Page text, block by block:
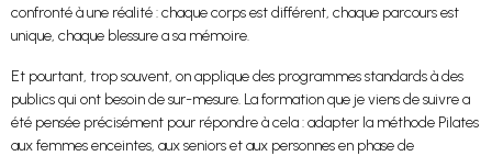
confronté à une réalité : chaque corps est différent, chaque parcours est
unique, chaque blessure a sa mémoire.
Et pourtant, trop souvent, on applique des programmes standards à des
publics qui ont besoin de sur-mesure. La formation que je viens de suivre a
été pensée précisément pour répondre à cela : adapter la méthode Pilates
aux femmes enceintes, aux seniors et aux personnes en phase de